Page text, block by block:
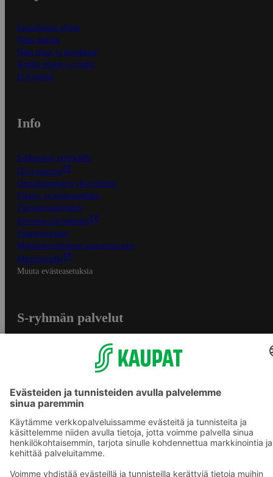
Ensitilaajan ohjeet
Näin maksat
Näin tilaat ja muokkaat
Kaikki ohjeet ja vinkit
In English
Info
S-Business yrityksille
Oiva-raportit
Osuuskauppojen yhteystiedot
Tilaus- ja toimitusehdot
Tietosuojakäytäntö
Palvelun käyttöehdot
Saavutettavuus
Mobiilisovelluksen saavutettavuus
Mainostajalle
Muuta evästeasetuksia
S-ryhmän palvelut
S-ostoslista -sovellus
Prisma.fi
Sokos.fi
S-Pankki
Yhteishyvä
Sokos Hotels
Raflaamo